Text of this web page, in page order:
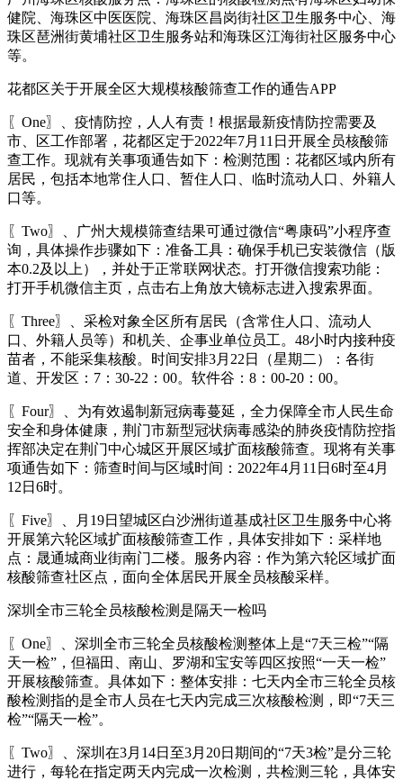
健院、海珠区中医医院、海珠区昌岗街社区卫生服务中心、海
珠区琶洲街黄埔社区卫生服务站和海珠区江海街社区服务中心
等。
花都区关于开展全区大规模核酸筛查工作的通告APP
〖One〗、疫情防控，人人有责！根据最新疫情防控需要及
市、区工作部署，花都区定于2022年7月11日开展全员核酸筛
查工作。现就有关事项通告如下：检测范围：花都区域内所有
居民，包括本地常住人口、暂住人口、临时流动人口、外籍人
口等。
〖Two〗、广州大规模筛查结果可通过微信“粤康码”小程序查
询，具体操作步骤如下：准备工具：确保手机已安装微信（版
本0.2及以上），并处于正常联网状态。打开微信搜索功能：
打开手机微信主页，点击右上角放大镜标志进入搜索界面。
〖Three〗、采检对象全区所有居民（含常住人口、流动人
口、外籍人员等）和机关、企事业单位员工。48小时内接种疫
苗者，不能采集核酸。时间安排3月22日（星期二）：各街
道、开发区：7：30-22：00。软件谷：8：00-20：00。
〖Four〗、为有效遏制新冠病毒蔓延，全力保障全市人民生命
安全和身体健康，荆门市新型冠状病毒感染的肺炎疫情防控指
挥部决定在荆门中心城区开展区域扩面核酸筛查。现将有关事
项通告如下：筛查时间与区域时间：2022年4月11日6时至4月
12日6时。
〖Five〗、月19日望城区白沙洲街道基成社区卫生服务中心将
开展第六轮区域扩面核酸筛查工作，具体安排如下：采样地
点：晟通城商业街南门二楼。服务内容：作为第六轮区域扩面
核酸筛查社区点，面向全体居民开展全员核酸采样。
深圳全市三轮全员核酸检测是隔天一检吗
〖One〗、深圳全市三轮全员核酸检测整体上是“7天三检”“隔
天一检”，但福田、南山、罗湖和宝安等四区按照“一天一检”
开展核酸筛查。具体如下：整体安排：七天内全市三轮全员核
酸检测指的是全市人员在七天内完成三次核酸检测，即“7天三
检”“隔天一检”。
〖Two〗、深圳在3月14日至3月20日期间的“7天3检”是分三轮
进行，每轮在指定两天内完成一次检测，共检测三轮，具体安